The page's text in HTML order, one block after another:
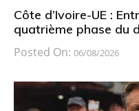
Côte d’Ivoire-UE :
quatrième phase du
Posted On: 06/08/2026